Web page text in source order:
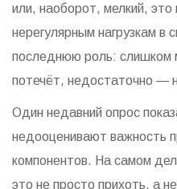
или, наоборот, мелкий, это
нерегулярным нагрузкам в
последнюю роль: слишком
потечёт, недостаточно —
Один недавний опрос
недооценивают важность
компонентов. На самом
это не просто прихоть, а